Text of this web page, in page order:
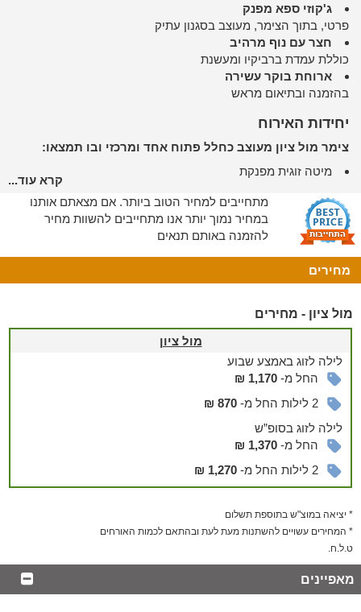
ג'קוזי ספא מפנק
פרטי, בתוך הצימר, מעוצב בסגנון עתיק
חצר עם נוף מרהיב
כוללת עמדת ברביקיו ומעשנת
ארוחת בוקר עשירה
בהזמנה ובתיאום מראש
יחידות האירוח
צימר מול ציון מעוצב כחלל פתוח אחד ומרכזי ובו תמצאו:
מיטה זוגית מפנקת
טלוויזיה, כבלים, אינטרנט
חדר רחצה עם מגבות וסבונים
מטבח כשר ומאובזר הכולל מוצרי ניקוי אקולוגיים, כלי מטבח,
מקרר, פירות, תבלינים ועוד. *אפשרות למילוי המקרר לפי בקשה
בתיאום מראש
מתחם חוץ שנראה כאילו יצא מגלויה
במתחם החוץ תמצאו חצר מטופחת, פינת ישיבה, פרחי נוי, צמחייה
ירוקה, עמדת ברביקיו ומעשנת.
ניתן להזמין
אורחי הצימר יוכלו להזמין בתשלום נוסף:
הזמנת אוכל, קינוחים ועוד ממסעדות שף בירושלים
הזמנת ארוחות, סלטים וקינוחים תוצרת הבית
עיסויים וטיפולים להעשרת החוויה
לשומרי מסורת
לנוחות הציבור המסורתי בצימר מטבח כשר, מיחם, פלטה חשמלית
ובית כנסת במרחק הליכה קצר.
הסביבה
קרא עוד...
מתחייבים למחיר הטוב ביותר. אם מצאתם אותנו
במחיר נמוך יותר אנו מתחייבים להשוות מחיר
להזמנה באותם תנאים
מחירים
מול ציון - מחירים
מול ציון
לילהלזוג באמצע שבוע
החל מ-1,170 ₪
2 לילות החל מ-
870 ₪
לילהלזוג בסופ”ש
החל מ-1,370 ₪
2 לילות החל מ-
1,270 ₪
* יציאה במוצ"ש בתוספת תשלום
* המחירים עשויים להשתנות מעת לעת ובהתאם לכמות האורחים
ט.ל.ח.
מאפיינים